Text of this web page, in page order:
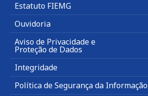
Estatuto FIEMG
Ouvidoria
Aviso de Privacidade e
Proteção de Dados
Integridade
Política de Segurança da Informação